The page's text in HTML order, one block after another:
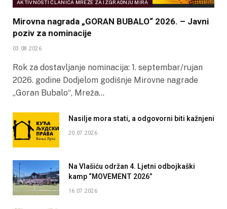
AKTIVNOSTI ČLANICA MREŽE ZA IZGRADNJU MIRA
Mirovna nagrada „GORAN BUBALO“ 2026. – Javni
poziv za nominacije
03.08.2026
Rok za dostavljanje nominacija: 1. septembar/rujan
2026. godine Dodjelom godišnje Mirovne nagrade
„Goran Bubalo“, Mreža…
Nasilje mora stati, a odgovorni biti kažnjeni
20.07.2026
Na Vlašiću održan 4. Ljetni odbojkaški
kamp “MOVEMENT 2026”
16.07.2026